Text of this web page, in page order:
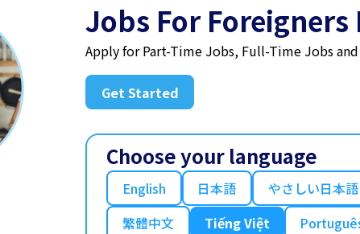
Jobs For Foreigners
Apply for Part-Time Jobs, Full-Time Jobs
Get Started
Choose your language
English 日本語 やさしい日本語
繁體中文
Tiếng Việt